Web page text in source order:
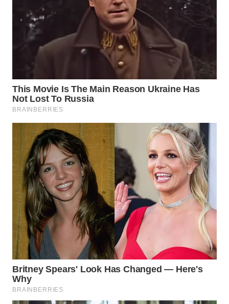
PADANG
LAWAS
WN
CIANJUR
WN
KEPULAUAN
SERIBU
WN
TANGERANG
WN
BINJAI
WN
CIREBON
WN